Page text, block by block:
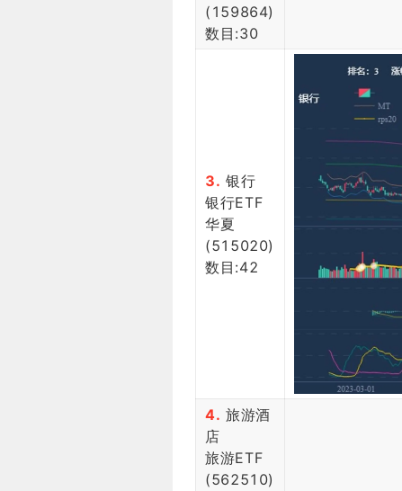
(159864)
数目:30
3. 银行
银行ETF
华夏
(515020)
数目:42
4. 旅游酒
店
旅游ETF
(562510)